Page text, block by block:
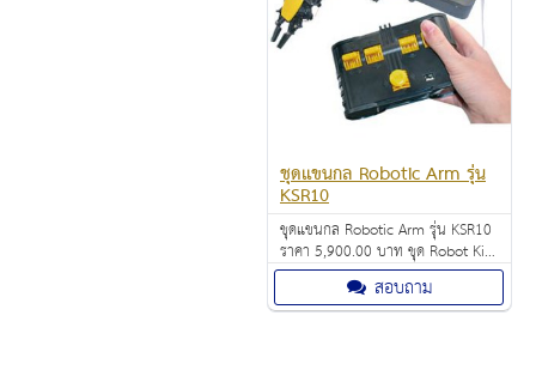
ชุดแขนกล Robotic Arm รุ่น
KSR10
ชุดแขนกล Robotic Arm รุ่น KSR10
ราคา 5,900.00 บาท ชุด Robot Kit
สำหรับวิศวกรแห่งอนาคต สร้างชุด
อุปกรณ์นี้แล้วค้นหาว่าอุปกรณ์
อิเล็กทรอนิกส์และกลไกสนุกได้ขนาด
สอบถาม